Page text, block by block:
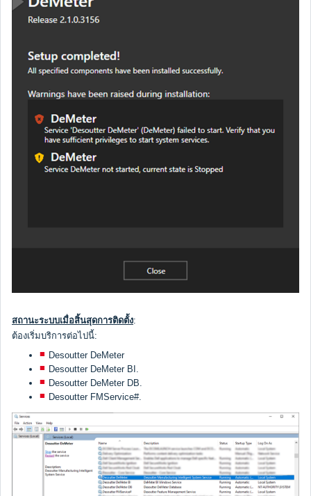
สถานะระบบเมื่อสิ้นสุดการติดตั้ง:
ต้องเริ่มบริการต่อไปนี้:
Desoutter DeMeter
Desoutter DeMeter BI.
Desoutter DeMeter DB.
Desoutter FMService#.